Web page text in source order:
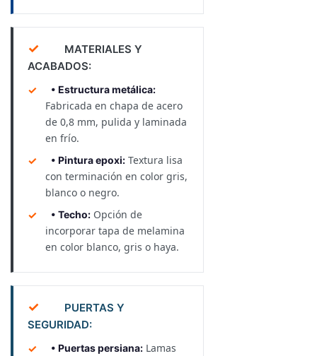
✓
MATERIALES Y
ACABADOS:
• Estructura metálica:
Fabricada en chapa de acero
de 0,8 mm, pulida y laminada
en frío.
• Pintura epoxi: Textura lisa
con terminación en color gris,
blanco o negro.
• Techo: Opción de
incorporar tapa de melamina
en color blanco, gris o haya.
✓
PUERTAS Y
SEGURIDAD:
• Puertas persiana: Lamas